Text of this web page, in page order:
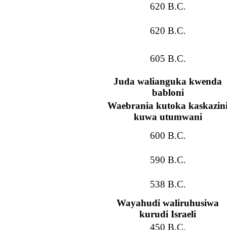
620 B.C.
620 B.C.
605 B.C.
Juda walianguka kwenda
babloni
Waebrania kutoka
kuwa utumwani
600 B.C.
590 B.C.
538 B.C.
Wayahudi waliruhusiwa
kurudi Israeli
450 B.C.